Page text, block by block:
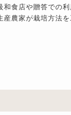
食店や贈答での
農家が栽培方法